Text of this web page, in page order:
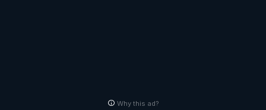
Why this ad?